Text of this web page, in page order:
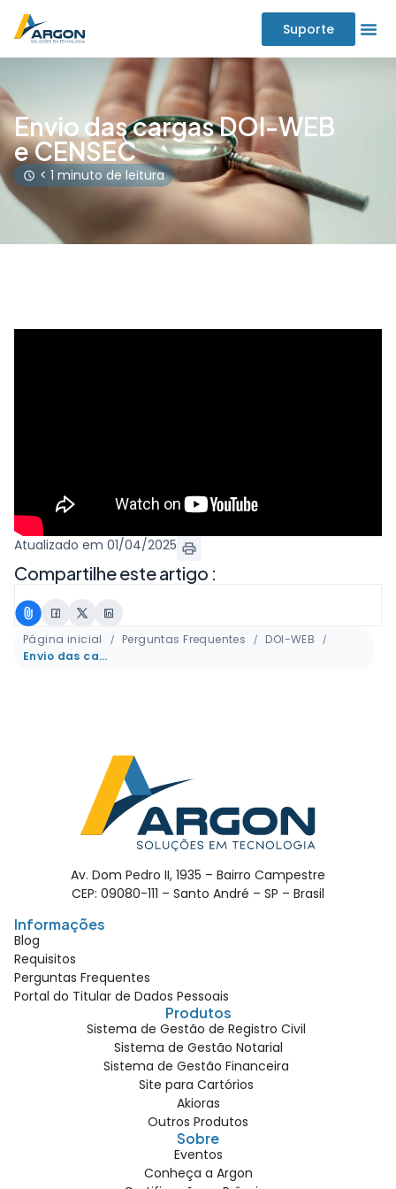
Suporte
Envio das cargas DOI-WEB
e CENSEC
< 1 minuto de leitura
Atualizado em 01/04/2025
Compartilhe este artigo :
Página inicial Perguntas Frequentes
DOI-WEB
Envio das cargas DOI-WEB e CENSEC
Av. Dom Pedro II, 1935 – Bairro Campestre
CEP: 09080-111 – Santo André – SP – Brasil
Informações
Blog
Requisitos
Perguntas Frequentes
Portal do Titular de Dados Pessoais
Produtos
Sistema de Gestão de Registro Civil
Sistema de Gestão Notarial
Sistema de Gestão Financeira
Site para Cartórios
Akioras
Outros Produtos
Sobre
Eventos
Conheça a Argon